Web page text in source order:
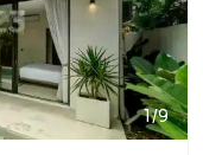
1/9